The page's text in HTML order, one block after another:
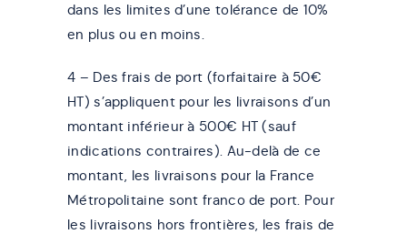
dans les limites d’une tolérance de 10%
en plus ou en moins.
4 – Des frais de port (forfaitaire à 50€
HT) s’appliquent pour les livraisons d’un
montant inférieur à 500€ HT (sauf
indications contraires). Au-delà de ce
montant, les livraisons pour la France
Métropolitaine sont franco de port. Pour
les livraisons hors frontières, les frais de